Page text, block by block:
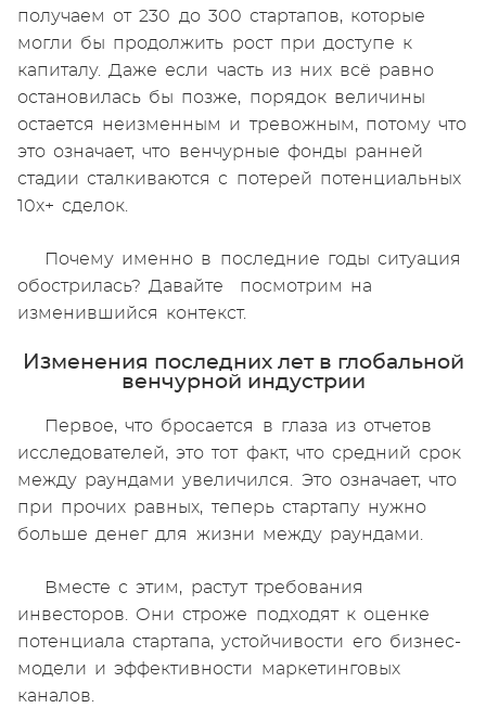
получаем от 230 до 300 стартапов, которые
могли бы продолжить рост при доступе к
капиталу. Даже если часть из них всё равно
остановилась бы позже, порядок величины
остается неизменным и тревожным, потому что
это означает, что венчурные фонды ранней
стадии сталкиваются с потерей потенциальных
10x+ сделок.
Почему именно в последние годы ситуация
обострилась? Давайте посмотрим на
изменившийся контекст.
Изменения последних лет в глобальной
венчурной индустрии
Первое, что бросается в глаза из отчетов
исследователей, это тот факт, что средний срок
между раундами увеличился. Это означает, что
при прочих равных, теперь стартапу нужно
больше денег для жизни между раундами.
Вместе с этим, растут требования
инвесторов. Они строже подходят к оценке
потенциала стартапа, устойчивости его бизнес-
модели и эффективности маркетинговых
каналов.